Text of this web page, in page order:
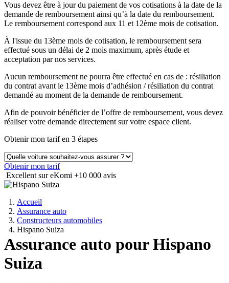
Vous devez être à jour du paiement de vos cotisations à la date de la
demande de remboursement ainsi qu’à la date du remboursement.
Le remboursement correspond aux 11 et 12ème mois de cotisation.
À l'issue du 13ème mois de cotisation, le remboursement sera
effectué sous un délai de 2 mois maximum, après étude et
acceptation par nos services.
Aucun remboursement ne pourra être effectué en cas de : résiliation
du contrat avant le 13ème mois d’adhésion / résiliation du contrat
demandé au moment de la demande de remboursement.
Afin de pouvoir bénéficier de l’offre de remboursement, vous devez
réaliser votre demande directement sur votre espace client.
Obtenir mon tarif en 3 étapes
Obtenir mon tarif
Excellent sur eKomi +10 000 avis
Accueil
Assurance auto
Constructeurs automobiles
Hispano Suiza
Assurance auto pour Hispano
Suiza